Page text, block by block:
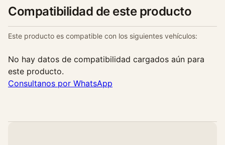
Compatibilidad de este producto
Este producto es compatible con los siguientes vehículos:
No hay datos de compatibilidad cargados aún para
este producto.
Consultanos por WhatsApp